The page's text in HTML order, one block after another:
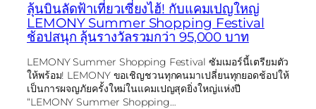
ลุ้นบินลัดฟ้าเที่ยวเซี่ยงไฮ้! กับแคมเปญใหญ่
LEMONY Summer Shopping Festival
ช้อปสนุก ลุ้นรางวัลรวมกว่า 95,000 บาท
LEMONY Summer Shopping Festival ซัมเมอร์นี้เตรียมตัว
ให้พร้อม! LEMONY ขอเชิญชวนทุกคนมาเปลี่ยนทุกยอดช้อปให้
เป็นการผจญภัยครั้งใหม่ในแคมเปญสุดยิ่งใหญ่แห่งปี
“LEMONY Summer Shopping…